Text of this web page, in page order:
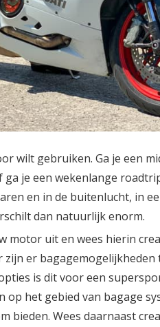
wilt gebruiken. Ga je een
je een wekenlange
en in de buitenlucht, in
dan natuurlijk enorm.
motor uit en wees hierin
er bagagemogelijkheden
is dit voor een
op het gebied van bagage
bieden. Wees daarnaast